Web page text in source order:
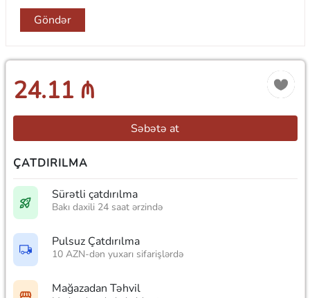
Göndər
24.11 ₼
Səbətə at
ÇATDIRILMA
Sürətli çatdırılma
Bakı daxili 24 saat ərzində
Pulsuz Çatdırılma
10 AZN-dən yuxarı sifarişlərdə
Mağazadan Təhvil